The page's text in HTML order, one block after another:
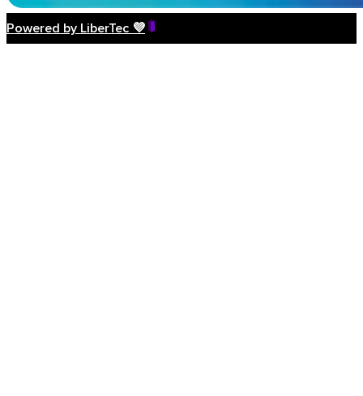
Powered by LiberTec 💜